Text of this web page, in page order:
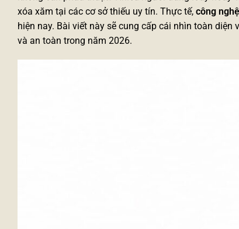
xóa xăm tại các cơ sở thiếu uy tín. Thực tế, công
hiện nay. Bài viết này sẽ cung cấp cái nhìn toàn
và an toàn trong năm 2026.